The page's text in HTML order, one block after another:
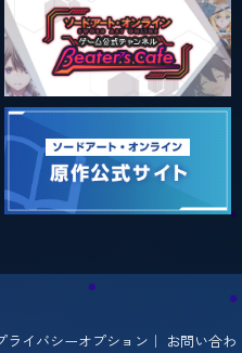
ライバシーオプション ｜ お問い合わ